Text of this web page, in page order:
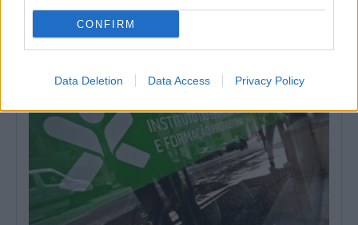
CONFIRM
Data Deletion Data Access Privacy Policy
informação sobre os transportes no concelho...
6 Agosto, 2026 - 12:48